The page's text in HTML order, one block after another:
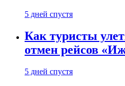
5 дней спустя
Как туристы
отмен рейсов
5 дней спустя